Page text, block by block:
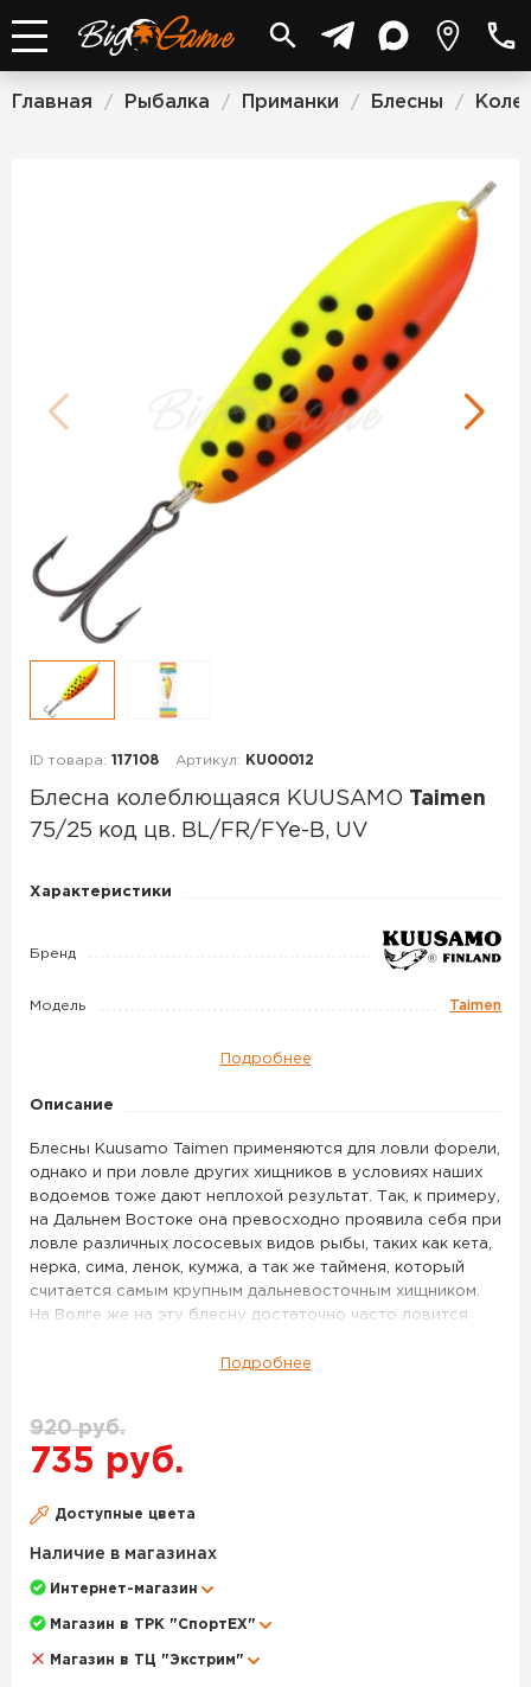
Главная / Рыбалка / Приманки / Блесны /
ID товара: 117108 Артикул: KU00012
Блесна колеблющаяся KUUSAMO Taimen
75/25 код цв. BL/FR/FYe-B, UV
Блесна
KUUSAMO
75/25
BL/FR/FYe-
UV
Характеристики
Бренд
Модель Taimen
Подробнее
Описание
Блесны Kuusamo Taimen применяются для ловли форели,
однако и при ловле других хищников в условиях наших
водоемов тоже дают неплохой результат. Так, к примеру,
на Дальнем Востоке она превосходно проявила себя при
ловле различных лососевых видов рыбы, таких как кета,
нерка, сима, ленок, кумжа, а так же тайменя, который
считается самым крупным дальневосточным хищником.
На Волге же на эту блесну достаточно часто ловится
блесен Kuusamo Taimen является наличие внутреннего
Блесна колеблющаяся KUUSAMO Taimen 75/25 код цв.
BL/FR/FYe-B, UV – данный товар доступен для заказа в
доставкой в Ростове-на-Дону и по всей России. Для
Подробнее
920 руб.
735 руб.
Доступные цвета
Наличие в магазинах
Интернет-магазин
Магазин в ТРК "СпортЕХ"
Магазин в ТЦ "Экстрим"